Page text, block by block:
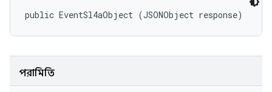
public EventSl4aObject (JSONObject response)
পরামিতি